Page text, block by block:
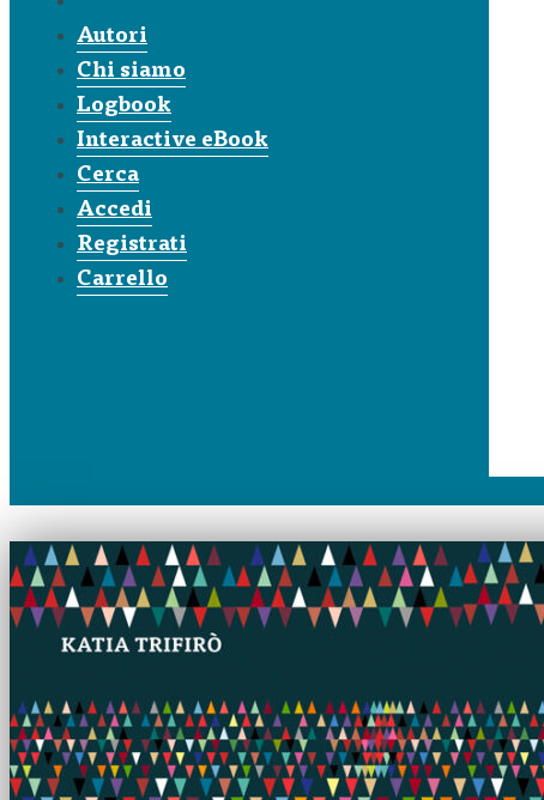
Autori
Chi siamo
Logbook
Interactive eBook
Cerca
Accedi
Registrati
Carrello